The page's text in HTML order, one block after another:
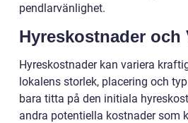
pendlarvänlighet.
Hyreskostnader och
Hyreskostnader kan variera
lokalens storlek, placering och
bara titta på den initiala
andra potentiella kostnader som